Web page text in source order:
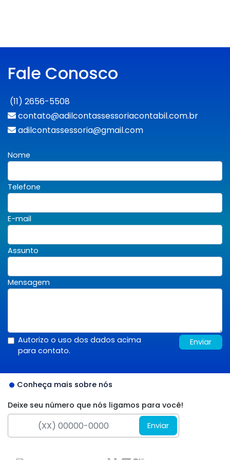
Fale Conosco
(11) 2656-5508
contato@adilcontassessoriacontabil.com.br
adilcontassessoria@gmail.com
Nome
Telefone
E-mail
Assunto
Mensagem
Autorizo o uso dos dados acima
para contato.
Enviar
Conheça mais sobre nós
Deixe seu número que nós ligamos para você!
Enviar